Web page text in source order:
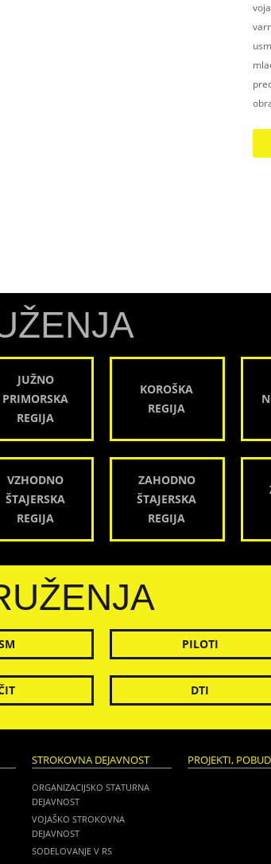
JUŽNO
PRIMORSKA
REGIJA
KOROŠKA
REGIJA
VZHODNO
ŠTAJERSKA
REGIJA
ZAHODNO
ŠTAJERSKA
REGIJA
PILOTI
DTI
STROKOVNA DEJAVNOST
ORGANIZACIJSKO STATURNA
DEJAVNOST
VOJAŠKO STROKOVNA
DEJAVNOST
SODELOVANJE V RS
PROJEKTI,